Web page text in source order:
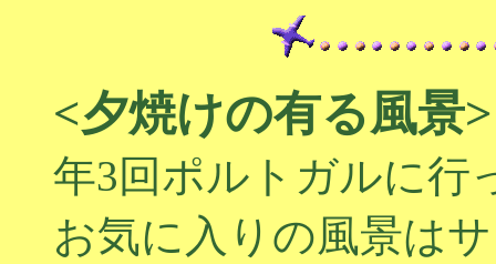
<夕焼けの有る風景>
年3回ポルトガルに行
お気に入りの風景は